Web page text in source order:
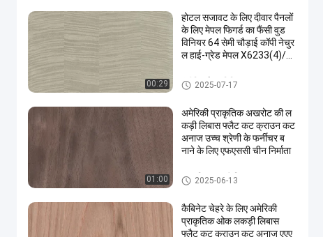
00:29
होटल सजावट के लिए दीवार पैनलों
के लिए मेपल फिगर्ड का फैंसी वुड
विनियर 64 सेमी चौड़ाई कॉपी नेचुर
ल हाई-ग्रेड मेपल X6233(4)/X
8033(4)
इंजीनियर्ड वुड विनियर
2025-07-17
01:00
अमेरिकी प्राकृतिक अखरोट की ल
कड़ी लिबास फ्लैट कट क्राउन कट
अनाज उच्च श्रेणी के फर्नीचर ब
नाने के लिए एफएससी चीन निर्माता
प्राकृतिक लकड़ी लिबास
2025-06-13
कैबिनेट चेहरे के लिए अमेरिकी
प्राकृतिक ओक लकड़ी लिबास
फ्लैट कट क्राउन कट अनाज एएए